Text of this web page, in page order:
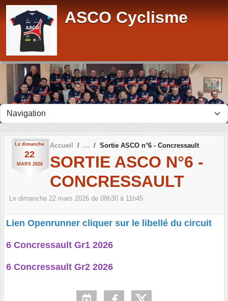
ASCO Cyclisme
Le dimanche
22
MARS 2026
Accueil Sortie ASCO n°6 - Concressault
SORTIE ASCO N°6 -
CONCRESSAULT
Le dimanche 22 mars 2026 de 08h30 à 11h45
Lien Openrunner cliquer sur le libellé du circuit
6 Concressault Gr1 2026
6 Concressault Gr2 2026
Panneau de gestion des cookies